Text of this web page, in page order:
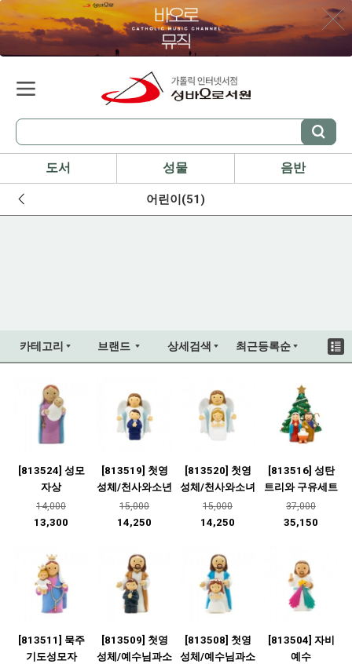
도서 성물 음반
어린이(51)
카테고리 브랜드 상세검색 최근등록순
[813524] 성모
자상
14,000
13,300
[813519] 첫영
성체/천사와소년
15,000
14,250
[813520] 첫영
성체/천사와소녀
15,000
14,250
[813516] 성탄
트리와 구유세트
37,000
35,150
[813511] 묵주
기도성모자
[813509] 첫영
성체/예수님과소
[813508] 첫영
성체/예수님과소
[813504] 자비
예수